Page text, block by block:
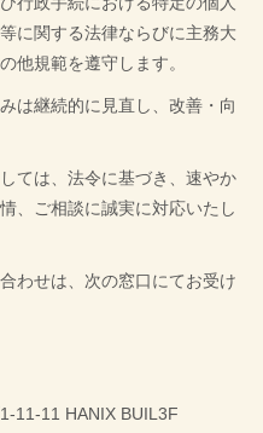
に関する法律ならびに主務大
他規範を遵守します。
は継続的に見直し、改善・向
ては、法令に基づき、速やか
、ご相談に誠実に対応いたし
わせは、次の窓口にてお受け
11-11 HANIX BUIL3F